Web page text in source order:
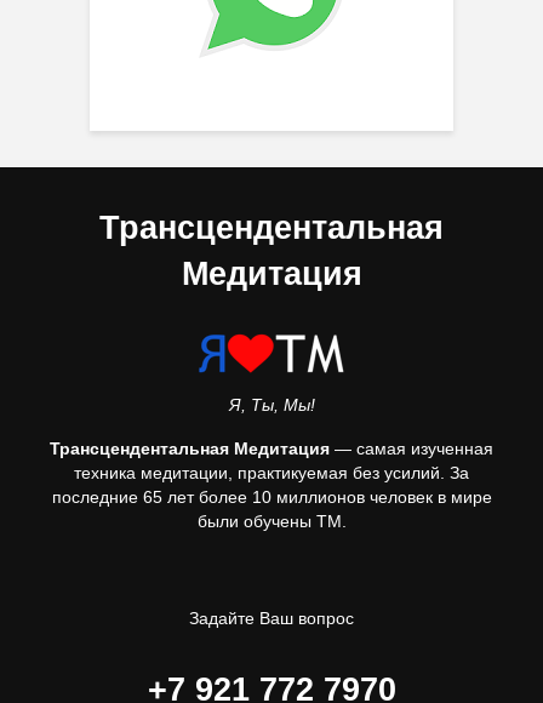
Трансцендентальная
Медитация
Я, Ты, Мы!
Трансцендентальная Медитация — самая изученная
техника медитации, практикуемая без усилий. За
последние 65 лет более 10 миллионов человек в мире
были обучены ТМ.
Задайте Ваш вопрос
+7 921 772 7970